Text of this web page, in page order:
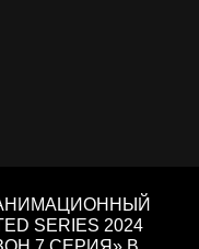
SERIES 2024